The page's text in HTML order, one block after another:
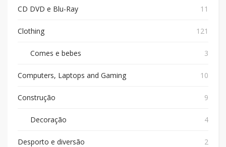
CD DVD e Blu-Ray 11
Clothing 121
Comes e bebes 3
Computers, Laptops and Gaming 10
Construção 9
Decoração 4
Desporto e diversão 2